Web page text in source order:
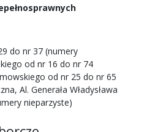
do nr 37 (numery
od nr 16 do nr 74
od nr 25 do nr 65
Al. Generała Władysława
nieparzyste)